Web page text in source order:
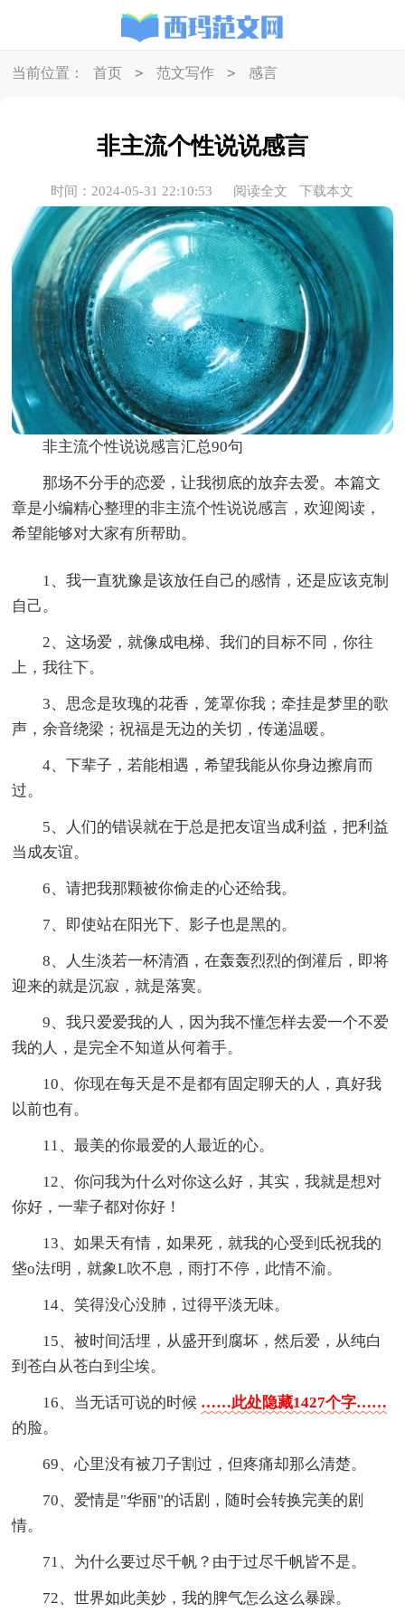
当前位置： 首页 > 范文写作 > 感言
非主流个性说说感言
时间：2024-05-31 22:10:53 阅读全文 下载本文
非主流个性说说感言汇总90句
那场不分手的恋爱，让我彻底的放弃去爱。本篇文
章是小编精心整理的非主流个性说说感言，欢迎阅读，
希望能够对大家有所帮助。
1、我一直犹豫是该放任自己的感情，还是应该克制
自己。
2、这场爱，就像成电梯、我们的目标不同，你往
上，我往下。
3、思念是玫瑰的花香，笼罩你我；牵挂是梦里的歌
声，余音绕梁；祝福是无边的关切，传递温暖。
4、下辈子，若能相遇，希望我能从你身边擦肩而
过。
5、人们的错误就在于总是把友谊当成利益，把利益
当成友谊。
6、请把我那颗被你偷走的心还给我。
7、即使站在阳光下、影子也是黑的。
8、人生淡若一杯清酒，在轰轰烈烈的倒灌后，即将
迎来的就是沉寂，就是落寞。
9、我只爱爱我的人，因为我不懂怎样去爱一个不爱
我的人，是完全不知道从何着手。
10、你现在每天是不是都有固定聊天的人，真好我
以前也有。
11、最美的你最爱的人最近的心。
12、你问我为什么对你这么好，其实，我就是想对
你好，一辈子都对你好！
13、如果天有情，如果死，就我的心受到氐祝我的
垡o法f明，就象L吹不息，雨打不停，此情不渝。
14、笑得没心没肺，过得平淡无味。
15、被时间活埋，从盛开到腐坏，然后爱，从纯白
到苍白从苍白到尘埃。
16、当无话可说的时候 ……此处隐藏1427个字……
的脸。
69、心里没有被刀子割过，但疼痛却那么清楚。
70、爱情是"华丽"的话剧，随时会转换完美的剧
情。
71、为什么要过尽千帆？由于过尽千帆皆不是。
72、世界如此美妙，我的脾气怎么这么暴躁。